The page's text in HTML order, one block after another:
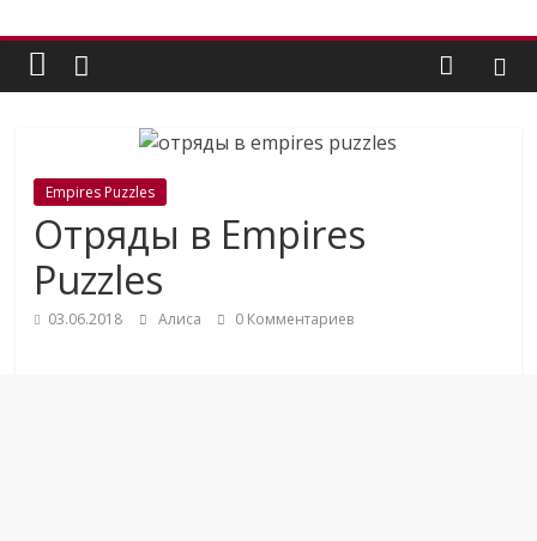
Empires Puzzles
Отряды в Empires
Puzzles
03.06.2018 Алиса 0 Комментариев